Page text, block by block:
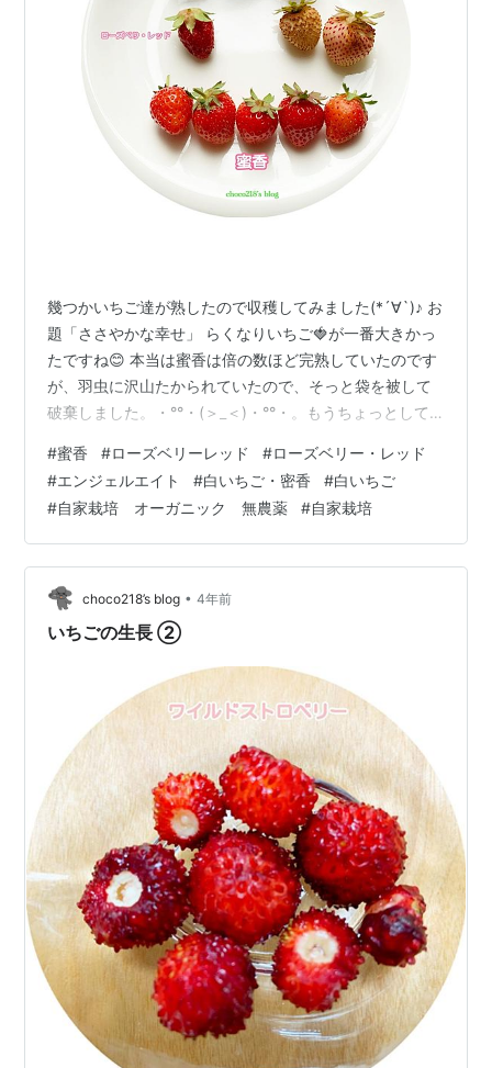
幾つかいちご達が熟したので収穫してみました(*´∀`)♪ お
題「ささやかな幸せ」 らくなりいちご🍓が一番大きかっ
たですね😊 本当は蜜香は倍の数ほど完熟していたのです
が、羽虫に沢山たかられていたので、そっと袋を被して
破棄しました。・°°・(＞_＜)・°°・。もうちょっとして
た（；＿；）他のいちご🍓も赤くなってたので、羽虫に
たかられる前に採りました！ エンジェルエイトの種が赤
くなってたので、食べ頃かなと思ったら、一部齧られた⁈
様な筋状がありました。農薬は一切使用していないので
やむを得ないですねσ(^_^;) 実食してみました😋🤤 見た目
で一番美味し…
#蜜香 #ローズベリーレッド #ローズベリー・レッド
#エンジェルエイト #白いちご・密香 #白いちご
#自家栽培 オーガニック 無農薬 #自家栽培
choco218’s blog • 4年前
いちごの生長 ②